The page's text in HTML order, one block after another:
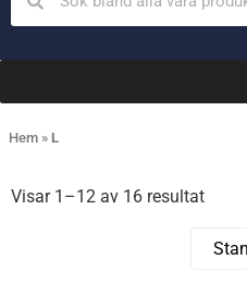
Hem » L
Visar 1–12 av 16 resultat